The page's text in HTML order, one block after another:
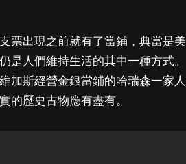
票出現之前就有了當鋪，典當是
是人們維持生活的其中一種方式
加斯經營金銀當鋪的哈瑞森一家
的歷史古物應有盡有。